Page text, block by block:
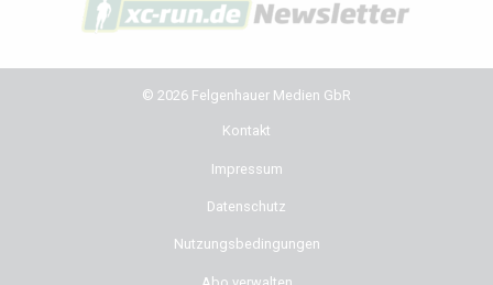
© 2026 Felgenhauer Medien GbR
Kontakt
Impressum
Datenschutz
Nutzungsbedingungen